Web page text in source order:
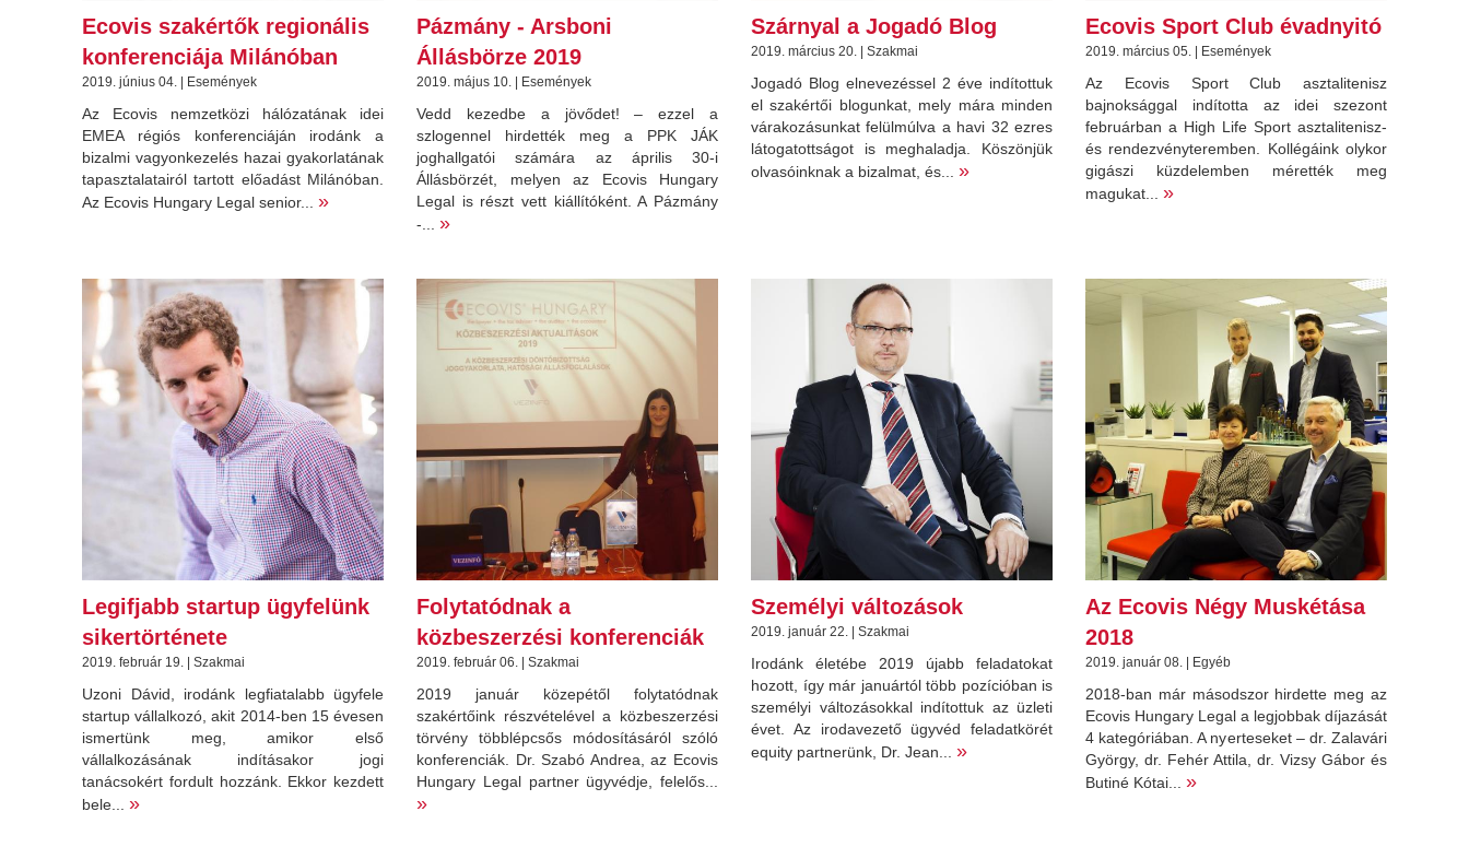
Ecovis szakértők regionális
konferenciája Milánóban
2019. június 04. | Események
Az Ecovis nemzetközi hálózatának idei
EMEA régiós konferenciáján irodánk a
bizalmi vagyonkezelés hazai gyakorlatának
tapasztalatairól tartott előadást Milánóban.
Az Ecovis Hungary Legal senior... »
Pázmány - Arsboni
Állásbörze 2019
2019. május 10. | Események
Vedd kezedbe a jövődet! – ezzel a
szlogennel hirdették meg a PPK JÁK
joghallgatói számára az április 30-i
Állásbörzét, melyen az Ecovis Hungary
Legal is részt vett kiállítóként. A Pázmány
-... »
Szárnyal a Jogadó Blog
2019. március 20. | Szakmai
Jogadó Blog elnevezéssel 2 éve indítottuk
el szakértői blogunkat, mely mára minden
várakozásunkat felülmúlva a havi 32 ezres
látogatottságot is meghaladja. Köszönjük
olvasóinknak a bizalmat, és... »
Ecovis Sport Club évadnyitó
2019. március 05. | Események
Az Ecovis Sport Club asztalitenisz
bajnoksággal indította az idei szezont
februárban a High Life Sport asztalitenisz-
és rendezvényteremben. Kollégáink olykor
gigászi küzdelemben mérették meg
magukat... »
Legifjabb startup ügyfelünk
sikertörténete
2019. február 19. | Szakmai
Uzoni Dávid, irodánk legfiatalabb ügyfele
startup vállalkozó, akit 2014-ben 15 évesen
ismertünk meg, amikor első
vállalkozásának indításakor jogi
tanácsokért fordult hozzánk. Ekkor kezdett
bele... »
Folytatódnak a
közbeszerzési konferenciák
2019. február 06. | Szakmai
2019 január közepétől folytatódnak
szakértőink részvételével a közbeszerzési
törvény többlépcsős módosításáról szóló
konferenciák. Dr. Szabó Andrea, az Ecovis
Hungary Legal partner ügyvédje, felelős...
»
Személyi változások
2019. január 22. | Szakmai
Irodánk életébe 2019 újabb feladatokat
hozott, így már januártól több pozícióban is
személyi változásokkal indítottuk az üzleti
évet. Az irodavezető ügyvéd feladatkörét
equity partnerünk, Dr. Jean... »
Az Ecovis Négy Muskétása
2018
2019. január 08. | Egyéb
2018-ban már másodszor hirdette meg az
Ecovis Hungary Legal a legjobbak díjazását
4 kategóriában. A nyerteseket – dr. Zalavári
György, dr. Fehér Attila, dr. Vizsy Gábor és
Butiné Kótai... »